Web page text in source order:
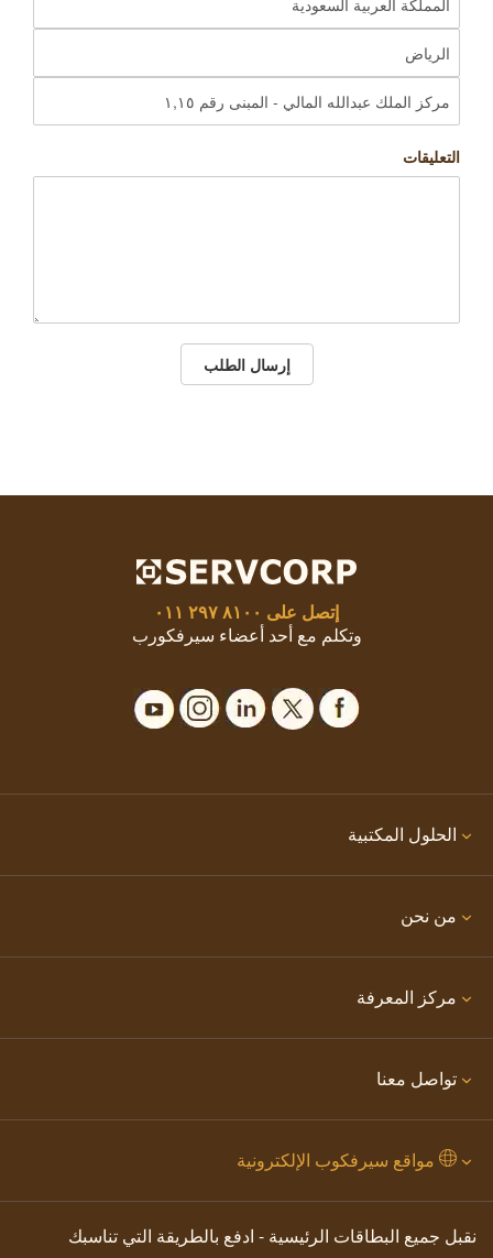
التعليقات
إرسال الطلب
إتصل على ٨١٠٠ ٢٩٧ ٠١١
وتكلم مع أحد أعضاء سيرفكورب
الحلول المكتبية
من نحن
مركز المعرفة
تواصل معنا
مواقع سيرفكوب الإلكترونية
نقبل جميع البطاقات الرئيسية - ادفع بالطريقة التي تناسبك